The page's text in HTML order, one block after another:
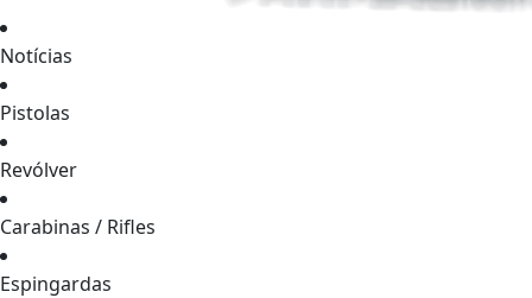
Notícias
Pistolas
Revólver
Carabinas / Rifles
Espingardas